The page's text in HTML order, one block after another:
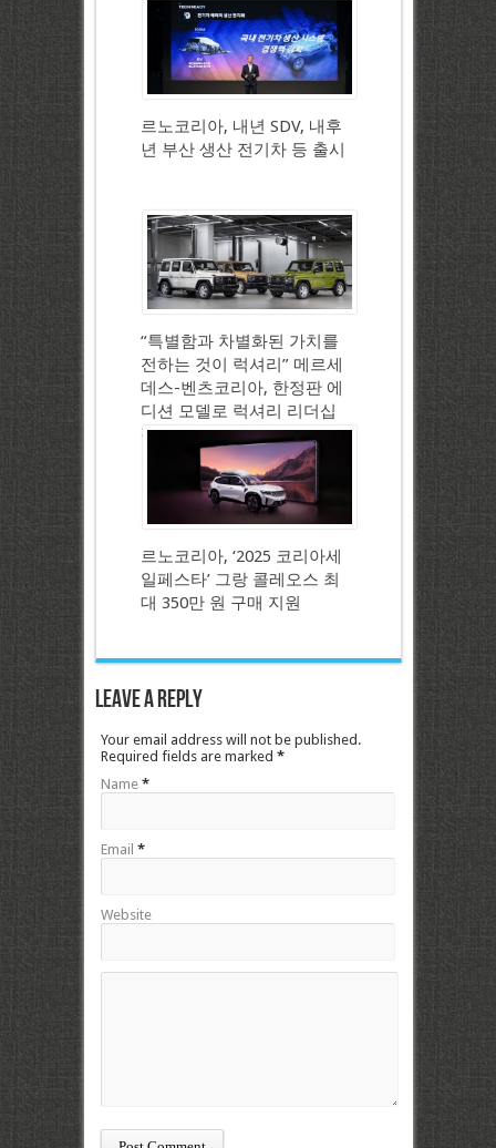
르노코리아, 내년 SDV, 내후
년 부산 생산 전기차 등 출시
“특별함과 차별화된 가치를
전하는 것이 럭셔리” 메르세
데스-벤츠코리아, 한정판 에
디션 모델로 럭셔리 리더십
강화
르노코리아, ‘2025 코리아세
일페스타’ 그랑 콜레오스 최
대 350만 원 구매 지원
Leave a Reply
Your email address will not be published.
Required fields are marked *
Name *
Email *
Website